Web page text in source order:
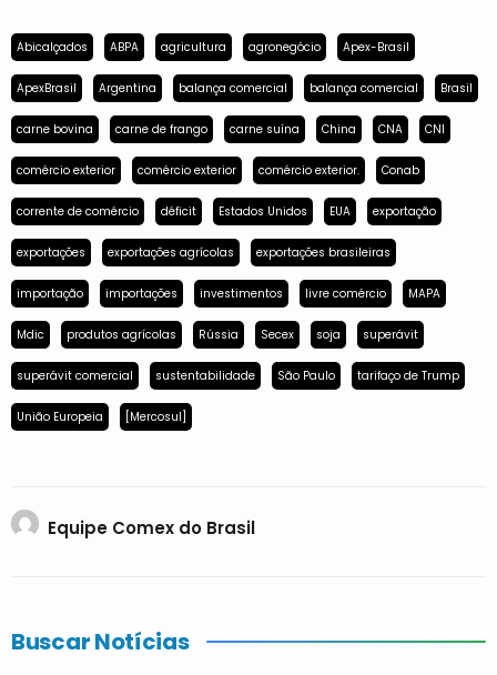
Abicalçados ABPA agricultura agronegócio Apex-Brasil
ApexBrasil Argentina balança comercial balança comercial Brasil
carne bovina carne de frango carne suína China CNA CNI
comércio exterior comércio exterior comércio exterior. Conab
corrente de comércio déficit Estados Unidos EUA exportação
exportações exportações agrícolas exportações brasileiras
importação importações investimentos livre comércio MAPA
Mdic produtos agrícolas Rússia Secex soja superávit
superávit comercial sustentabilidade São Paulo tarifaço de Trump
União Europeia [Mercosul]
Equipe Comex do Brasil
Buscar Notícias